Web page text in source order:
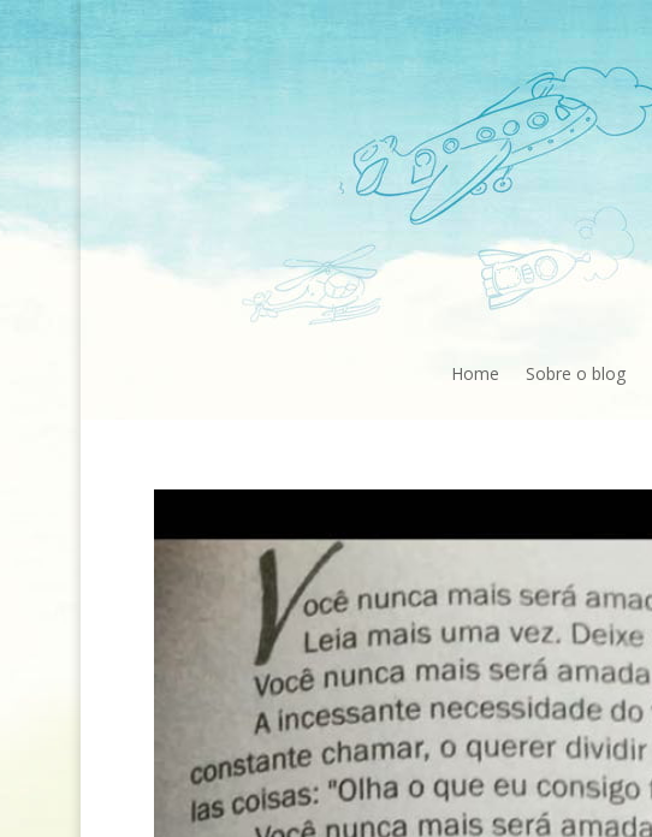
Home Sobre o blog